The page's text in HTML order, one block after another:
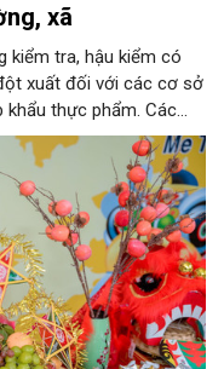
xã
kiểm tra, hậu kiểm có
xuất đối với các cơ sở
khẩu thực phẩm. Các
Trung thu, bánh mứt
phẩm...